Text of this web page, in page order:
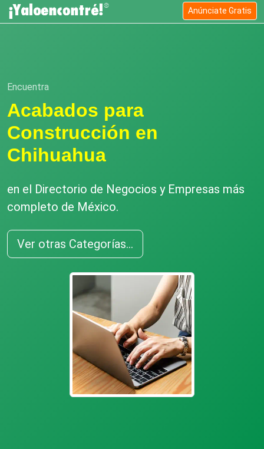
Anúnciate Gratis
Encuentra
Acabados para
Construcción en
Chihuahua
en el Directorio de Negocios y Empresas más
completo de México.
Ver otras Categorías...